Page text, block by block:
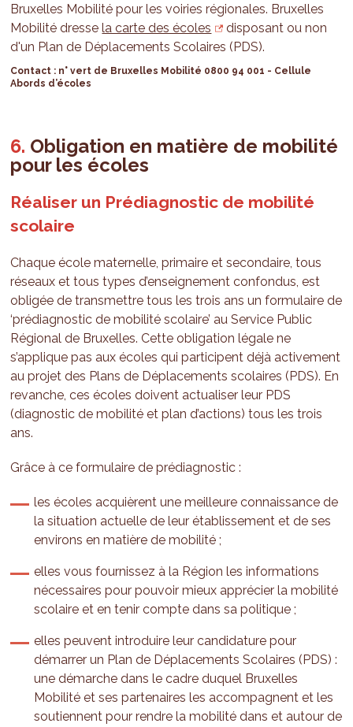
Bruxelles Mobilité pour les voiries régionales. Bruxelles
Mobilité dressela carte des écoles
disposant ou non
d'un Plan de Déplacements Scolaires (PDS).
Contact : n° vert de Bruxelles Mobilité 0800 94 001 - Cellule
Abords d’écoles
Obligation en matière de mobilité
pour les écoles
Réaliser un Prédiagnostic de mobilité
scolaire
Chaque école maternelle, primaire et secondaire, tous
réseaux et tous types d’enseignement confondus, est
obligée de transmettre tous les trois ans un formulaire de
‘prédiagnostic de mobilité scolaire’ au Service Public
Régional de Bruxelles. Cette obligation légale ne
s’applique pas aux écoles qui participent déjà activement
au projet des Plans de Déplacements scolaires (PDS). En
revanche, ces écoles doivent actualiser leur PDS
(diagnostic de mobilité et plan d’actions) tous les trois
ans.
Grâce à ce formulaire de prédiagnostic :
les écoles acquièrent une meilleure connaissance de
la situation actuelle de leur établissement et de ses
environs en matière de mobilité ;
elles vous fournissez à la Région les informations
nécessaires pour pouvoir mieux apprécier la mobilité
scolaire et en tenir compte dans sa politique ;
elles peuvent introduire leur candidature pour
démarrer un Plan de Déplacements Scolaires (PDS) :
une démarche dans le cadre duquel Bruxelles
Mobilité et ses partenaires les accompagnent et les
soutiennent pour rendre la mobilité dans et autour de